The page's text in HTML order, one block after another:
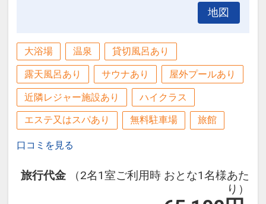
地図
大浴場 温泉 貸切風呂あり
露天風呂あり サウナあり 屋外プールあり
近隣レジャー施設あり ハイクラス
エステ又はスパあり 無料駐車場 旅館
口コミを見る
旅行代金
（2名1室ご利用時 おとな1名様あた
り）